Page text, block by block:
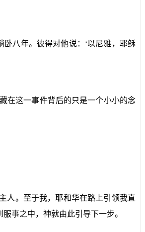
八年。彼得对他说：‘以尼雅，耶稣
在这一事件背后的只是一个小小的念
人。至于我，耶和华在路上引领我直
事之中，神就由此引导下一步。